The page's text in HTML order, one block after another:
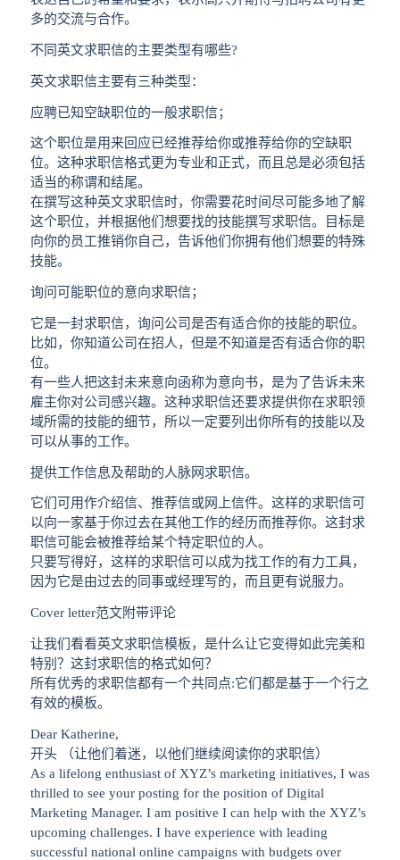
多的交流与合作。
不同英文求职信的主要类型有哪些?
英文求职信主要有三种类型：
应聘已知空缺职位的一般求职信；
这个职位是用来回应已经推荐给你或推荐给你的空缺职
位。这种求职信格式更为专业和正式，而且总是必须包括
适当的称谓和结尾。
在撰写这种英文求职信时，你需要花时间尽可能多地了解
这个职位，并根据他们想要找的技能撰写求职信。目标是
向你的员工推销你自己，告诉他们你拥有他们想要的特殊
技能。
询问可能职位的意向求职信；
它是一封求职信，询问公司是否有适合你的技能的职位。
比如，你知道公司在招人，但是不知道是否有适合你的职
位。
有一些人把这封未来意向函称为意向书，是为了告诉未来
雇主你对公司感兴趣。这种求职信还要求提供你在求职领
域所需的技能的细节，所以一定要列出你所有的技能以及
可以从事的工作。
提供工作信息及帮助的人脉网求职信。
它们可用作介绍信、推荐信或网上信件。这样的求职信可
以向一家基于你过去在其他工作的经历而推荐你。这封求
职信可能会被推荐给某个特定职位的人。
只要写得好，这样的求职信可以成为找工作的有力工具，
因为它是由过去的同事或经理写的，而且更有说服力。
Cover letter范文附带评论
让我们看看英文求职信模板，是什么让它变得如此完美和
特别？这封求职信的格式如何？
所有优秀的求职信都有一个共同点:它们都是基于一个行之
有效的模板。
Dear Katherine,
开头 （让他们着迷，以他们继续阅读你的求职信）
As a lifelong enthusiast of XYZ’s marketing initiatives, I was
thrilled to see your posting for the position of Digital
Marketing Manager. I am positive I can help with the XYZ’s
upcoming challenges. I have experience with leading
successful national online campaigns with budgets over